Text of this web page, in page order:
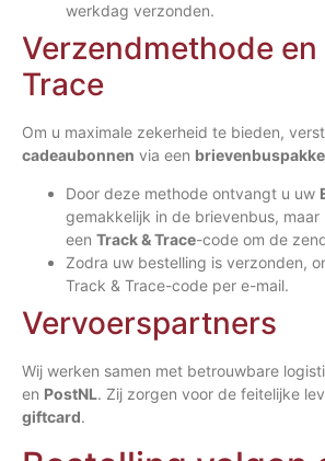
werkdag verzonden.
Verzendmethode en
Trace
Om u maximale zekerheid te bieden,
cadeaubonnen via een
Door deze methode ontvangt u uw
gemakkelijk in de brievenbus, maar
een Track & Trace-code om de
Zodra uw bestelling is verzonden,
Track & Trace-code per e-mail.
Vervoerspartners
Wij werken samen met betrouwbare
en PostNL. Zij zorgen voor de feitelijke
giftcard.